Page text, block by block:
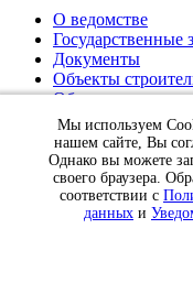
О ведомстве
Государственные
Документы
Объекты
Обращение
Пресс-центр
Контакты
© Государственное
Управление
Политика в отношении
Мы используем
нашем сайте, Вы
Однако вы можете
своего браузера.
соответствии с
данных и